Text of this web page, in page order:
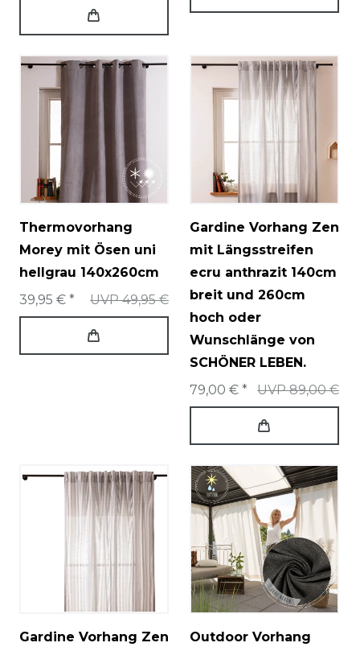
Thermovorhang
Morey mit Ösen uni
hellgrau 140x260cm
UVP 49,95 €
39,95 € *
Gardine Vorhang Zen
mit Längsstreifen
ecru anthrazit 140cm
breit und 260cm
hoch oder
Wunschlänge von
SCHÖNER LEBEN.
UVP 89,00 €
79,00 € *
Gardine Vorhang Zen
Outdoor Vorhang